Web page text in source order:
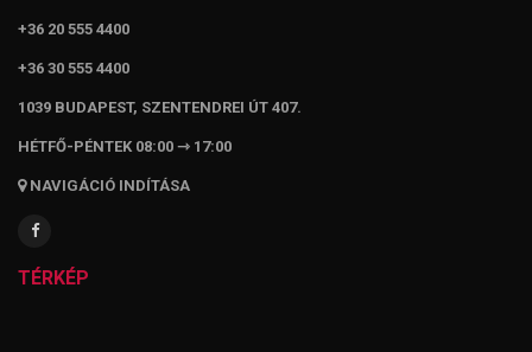
+36 20 555 4400
+36 30 555 4400
1039 BUDAPEST, SZENTENDREI ÚT 407.
HÉTFŐ-PÉNTEK 08:00 ⇾ 17:00
NAVIGÁCIÓ INDÍTÁSA
TÉRKÉP